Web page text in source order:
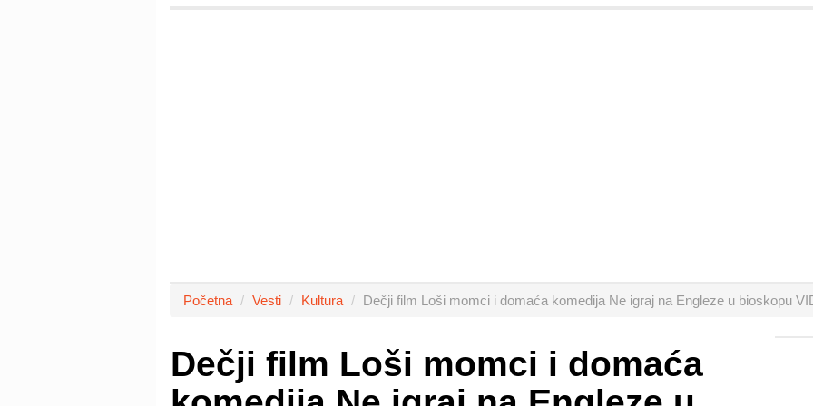
Početna Vesti Kultura Dečji film Loši momci i domaća komedija Ne igraj na Engleze u bioskopu
Dečji film Loši momci i domaća